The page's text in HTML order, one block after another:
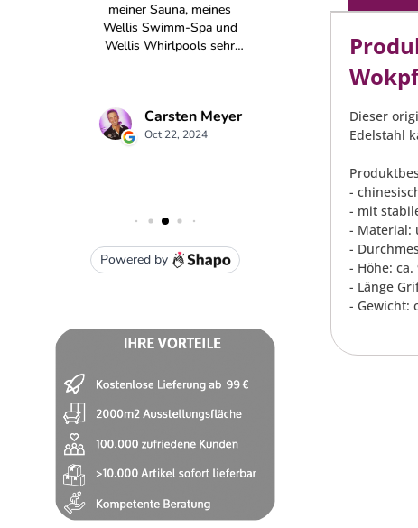
Dieser
Edelstahl
-
- mit
- Material:
-
- Höhe: ca.
- Länge
- Gewicht: